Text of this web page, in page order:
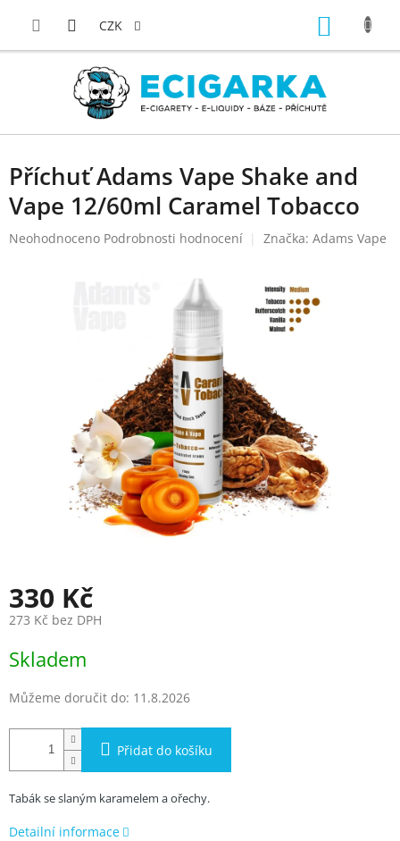
CZK
Příchuť Adams Vape Shake and
Vape 12/60ml Caramel Tobacco
Průměrné
Neohodnoceno Podrobnosti hodnocení Značka: Adams Vape
330 Kč
273 Kč bez DPH
cena:
Skladem
Můžeme doručit do: 11.8.2026
Přidat do košíku
Tabák se slaným karamelem a ořechy.
Detailní informace